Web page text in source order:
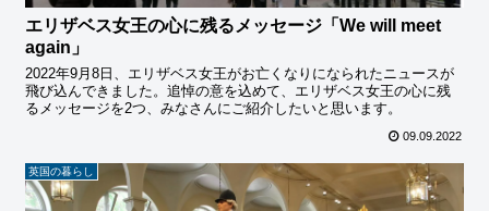
エリザベス女王の心に残るメッセージ「We will meet
again」
2022年9月8日、エリザベス女王がお亡くなりになられたニュースが
飛び込んできました。追悼の意を込めて、エリザベス女王の心に残
るメッセージを2つ、みなさんにご紹介したいと思います。
09.09.2022
英国の暮らし